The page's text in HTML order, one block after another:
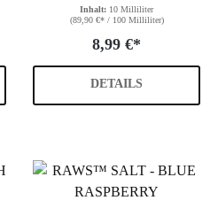
Inhalt: 10 Milliliter
(89,90 €* / 100 Milliliter)
8,99 €*
DETAILS